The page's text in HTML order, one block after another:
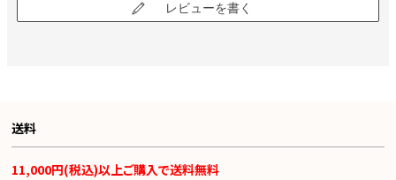
レビューを書く
送料
11,000円(税込)以上ご購入で送料無料